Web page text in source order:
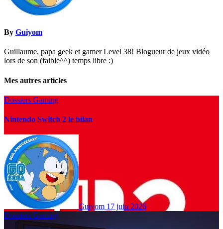
By Guiyom
Guillaume, papa geek et gamer Level 38! Blogueur de jeux vidéo
lors de son (faible^^) temps libre :)
Mes autres articles
Dossiers Gaming
Nintendo Switch 2 le bilan
Guiyom 17 juin 2026
Dossiers Gaming